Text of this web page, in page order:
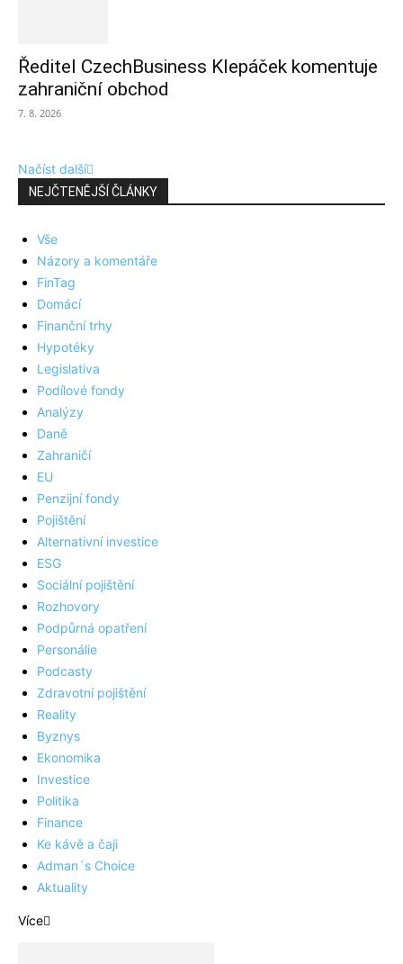
Ředitel CzechBusiness Klepáček komentuje
zahraniční obchod
7. 8. 2026
Načíst další
NEJČTENĚJŠÍ ČLÁNKY
Vše
Názory a komentáře
FinTag
Domácí
Finanční trhy
Hypotéky
Legislativa
Podílové fondy
Analýzy
Daně
Zahraničí
EU
Penzijní fondy
Pojištění
Alternativní investice
ESG
Sociální pojištění
Rozhovory
Podpůrná opatření
Personálie
Podcasty
Zdravotní pojištění
Reality
Byznys
Ekonomika
Investice
Politika
Finance
Ke kávě a čaji
Adman´s Choice
Aktuality
Více